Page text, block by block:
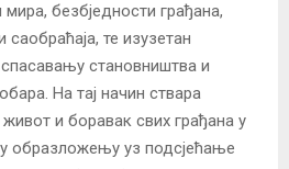
безбједности грађана,
те изузетан
становништва и
На тај начин ствара
живот и боравак свих грађана у
образложењу уз подсјећање